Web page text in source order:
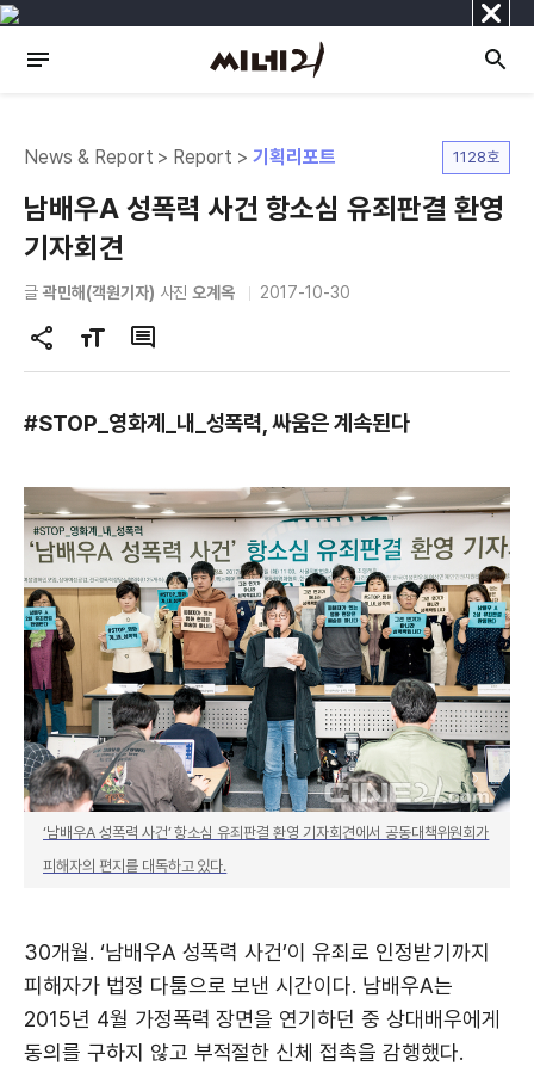
닫
기
News & Report > Report > 기획리포트 1128호
남배우A 성폭력 사건 항소심 유죄판결 환영
기자회견
글 곽민해(객원기자) 사진 오계옥 2017-10-30
공
유
기
글
자
기
댓
글
#STOP_영화계_내_성폭력, 싸움은 계속된다
‘남배우A 성폭력 사건’ 항소심 유죄판결 환영 기자회견에서 공동대책위원회가
피해자의 편지를 대독하고 있다.
30개월. ‘남배우A 성폭력 사건’이 유죄로 인정받기까지
피해자가 법정 다툼으로 보낸 시간이다. 남배우A는
2015년 4월 가정폭력 장면을 연기하던 중 상대배우에게
동의를 구하지 않고 부적절한 신체 접촉을 감행했다.